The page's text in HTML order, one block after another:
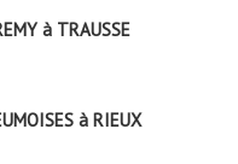
à TRAUSSE
à RIEUX